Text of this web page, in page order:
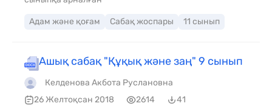
Адам және қоғам Сабақ жоспары 11 сынып
Ашық сабақ "Құқық және заң" 9 сынып
Келденова Акбота Руслановна
26 Желтоқсан 2018
2614 41